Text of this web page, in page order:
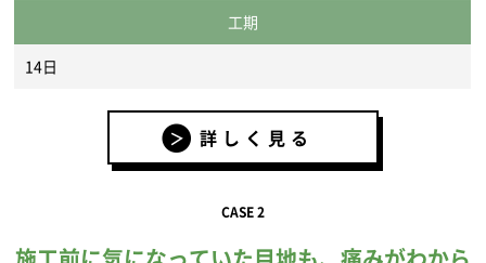
工期
14日
詳しく見る
CASE 2